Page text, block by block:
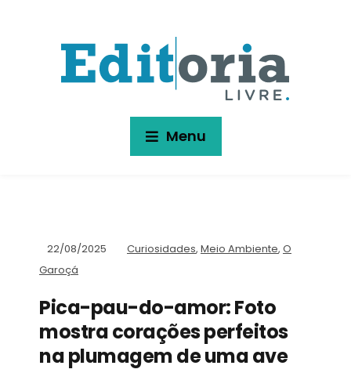
Menu
22/08/2025 Curiosidades, Meio Ambiente, O
Garoçá
Pica-pau-do-amor: Foto
mostra corações perfeitos
na plumagem de uma ave